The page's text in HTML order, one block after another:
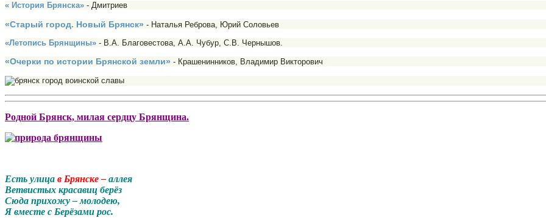
« История Брянска» - Дмитриев
«Старый город. Новый Брянск» - Наталья Реброва, Юрий Соловьев
«Летопись Брянщины» - В.А. Благовестова, А.А. Чубур, С.В. Чернышов.
«Очерки по истории Брянской земли» - Крашенинников, Владимир Викторович
Родной Брянск, милая сердцу Брянщина.
Есть улица в Брянске – аллея
Ветвистых красавиц берёз
Сюда прихожу – молодею,
Я вместе с Берёзами рос.